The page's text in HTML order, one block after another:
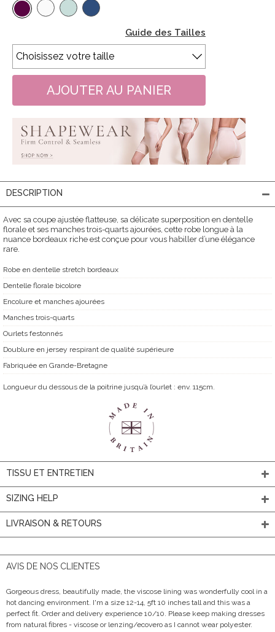
Guide des Tailles
DESCRIPTION
Avec sa coupe ajustée flatteuse, sa délicate superposition en dentelle
florale et ses manches trois-quarts ajourées, cette robe longue à la
nuance bordeaux riche est conçue pour vous habiller d’une élégance
rare.
Robe en dentelle stretch bordeaux
Dentelle florale bicolore
Encolure et manches ajourées
Manches trois-quarts
Ourlets festonnés
Doublure en jersey respirant de qualité supérieure
Fabriquée en Grande-Bretagne
Longueur du dessous de la poitrine jusqu’à l’ourlet : env. 115cm.
TISSU ET ENTRETIEN
SIZING HELP
LIVRAISON & RETOURS
AVIS DE NOS CLIENTES
Gorgeous dress, beautifully made, the viscose lining was wonderfully cool in a
hot dancing environment. I'm a size 12-14, 5ft 10 inches tall and this was a
perfect fit. Order and delivery experience 10/10. Please keep making dresses
from natural fibres - viscose or lenzing/ecovero as I cannot wear polyester.